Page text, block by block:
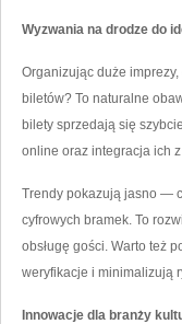
Wyzwania na drodze do
Organizując duże
biletów? To naturalne
bilety sprzedają się
online oraz integracja ich
Trendy pokazują jasno —
cyfrowych bramek. To
obsługę gości. Warto też
weryfikacje i minimalizują
Innowacje dla branży